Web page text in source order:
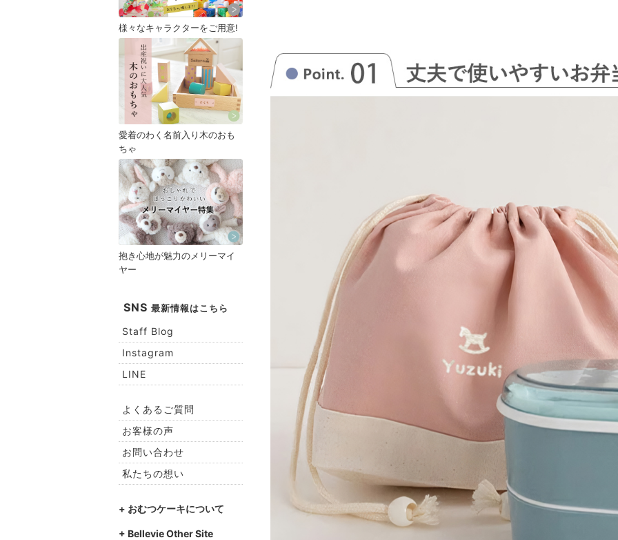
様々なキャラクターをご用意!
愛着のわく名前入り木のおも
ちゃ
抱き心地が魅力のメリーマイ
ヤー
SNS 最新情報はこちら
Staff Blog
Instagram
LINE
よくあるご質問
お客様の声
お問い合わせ
私たちの想い
+ おむつケーキについて
+ Bellevie Other Site